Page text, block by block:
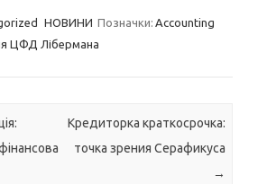
НОВИНИ Позначки: Accounting
ЦФД Лібермана
Кредиторка краткосрочка:
точка зрения Серафикуса
→